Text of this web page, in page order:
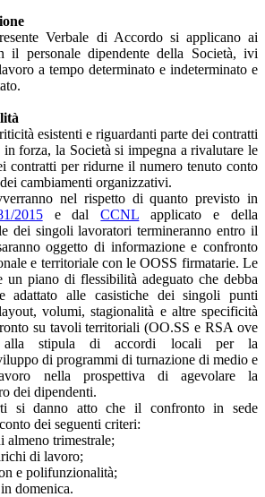
Verbale di Accordo si applicano ai
il personale dipendente della Società, ivi
a tempo determinato e indeterminato e
esistenti e riguardanti parte dei contratti
forza, la Società si impegna a rivalutare le
contratti per ridurne il numero tenuto conto
cambiamenti organizzativi.
nel rispetto di quanto previsto in
2015e dalCCNL applicato e della
dei singoli lavoratori termineranno entro il
oggetto di informazione e confronto
e territoriale con le OOSS firmatarie. Le
un piano di flessibilità adeguato che debba
adattato alle casistiche dei singoli punti
volumi, stagionalità e altre specificità
su tavoli territoriali (OO.SS e RSA ove
alla stipula di accordi locali per la
di programmi di turnazione di medio e
nella prospettiva di agevolare la
dei dipendenti.
si danno atto che il confronto in sede
dei seguenti criteri:
almeno trimestrale;
di lavoro;
e polifunzionalità;
domenica.